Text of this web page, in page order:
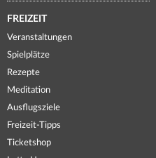
FREIZEIT
Veranstaltungen
Spielplätze
Rezepte
Meditation
Ausflugsziele
Freizeit-Tipps
Ticketshop